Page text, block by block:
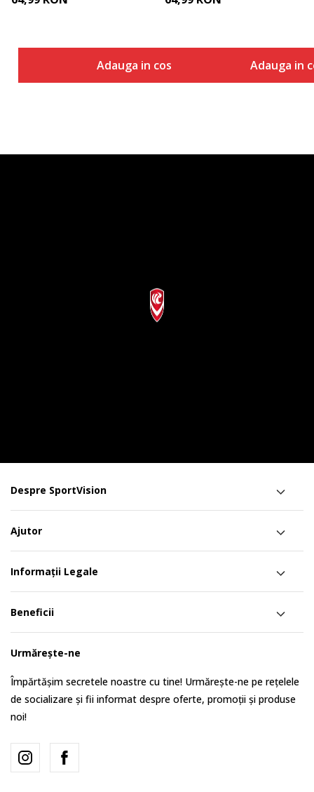
Adauga in cos Adauga in
Despre SportVision
Ajutor
Informații Legale
Beneficii
Urmărește-ne
Împărtășim secretele noastre cu tine! Urmărește-ne pe rețelele
de socializare și fii informat despre oferte, promoții și produse
noi!